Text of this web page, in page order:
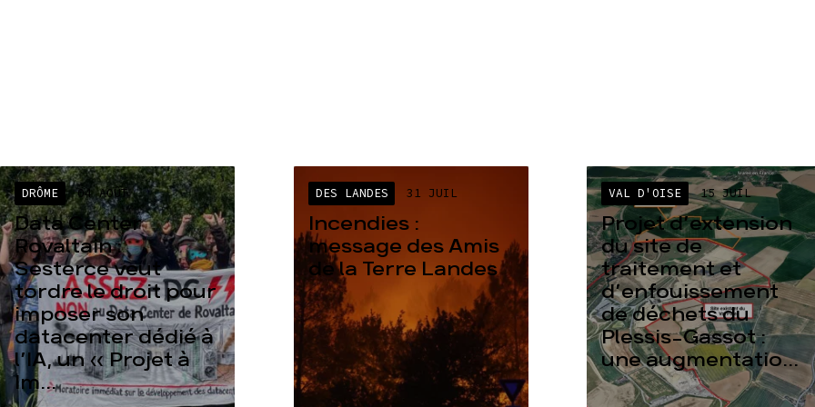
DRÔME 04 AOÛT
Data Center
Rovaltain :
Sesterce veut
tordre le droit pour
imposer son
datacenter dédié à
l’IA, un « Projet à
Im...
DES LANDES 31 JUIL
Incendies :
message des Amis
de la Terre Landes
VAL D'OISE 15 JUIL
Projet d’extension
du site de
traitement et
d’enfouissement
de déchets du
Plessis-Gassot :
une augmentatio...